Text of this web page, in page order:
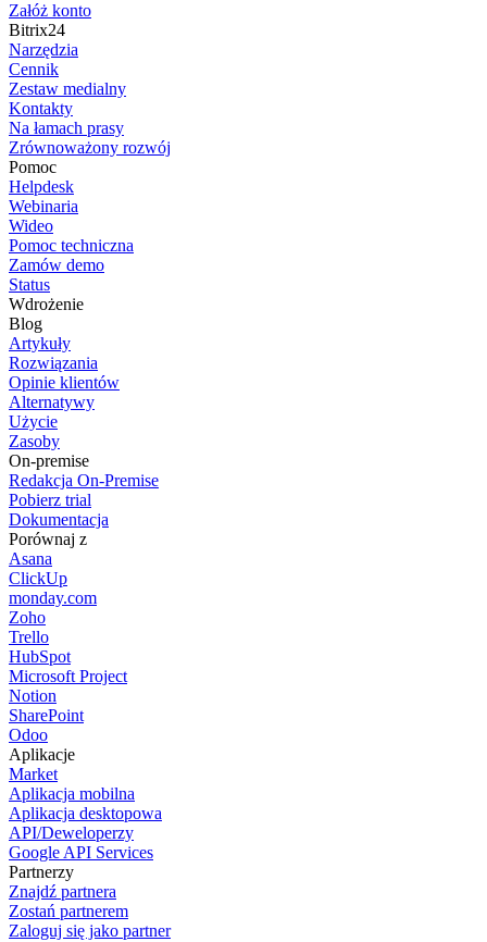
Załóż konto
Bitrix24
Narzędzia
Cennik
Zestaw medialny
Kontakty
Na łamach prasy
Zrównoważony rozwój
Pomoc
Helpdesk
Webinaria
Wideo
Pomoc techniczna
Zamów demo
Status
Wdrożenie
Blog
Artykuły
Rozwiązania
Opinie klientów
Alternatywy
Użycie
Zasoby
On-premise
Redakcja On-Premise
Pobierz trial
Dokumentacja
Porównaj z
Asana
ClickUp
monday.com
Zoho
Trello
HubSpot
Microsoft Project
Notion
SharePoint
Odoo
Aplikacje
Market
Aplikacja mobilna
Aplikacja desktopowa
API/Deweloperzy
Google API Services
Partnerzy
Znajdź partnera
Zostań partnerem
Zaloguj się jako partner